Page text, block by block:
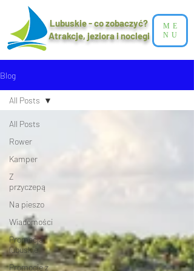
Lubuskie - co zobaczyć?
Atrakcje, jeziora i noclegi​
ME
NU
Blog
All Posts
Rower
Kamper
Z
przyczepą
Na pieszo
Wiadomości
Promocja
lubuskie
Promocje z
All Posts